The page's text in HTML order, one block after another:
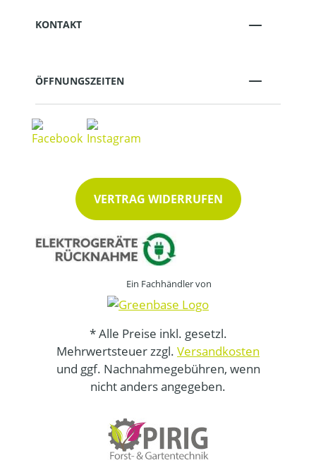
KONTAKT
ÖFFNUNGSZEITEN
VERTRAG WIDERRUFEN
Ein Fachhändler von
* Alle Preise inkl. gesetzl.
Mehrwertsteuer zzgl. Versandkosten
und ggf. Nachnahmegebühren, wenn
nicht anders angegeben.